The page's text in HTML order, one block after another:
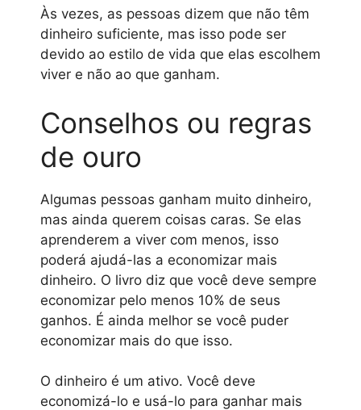
Às vezes, as pessoas dizem que não têm
dinheiro suficiente, mas isso pode ser
devido ao estilo de vida que elas escolhem
viver e não ao que ganham.
Conselhos ou regras
de ouro
Algumas pessoas ganham muito dinheiro,
mas ainda querem coisas caras. Se elas
aprenderem a viver com menos, isso
poderá ajudá-las a economizar mais
dinheiro. O livro diz que você deve sempre
economizar pelo menos 10% de seus
ganhos. É ainda melhor se você puder
economizar mais do que isso.
O dinheiro é um ativo. Você deve
economizá-lo e usá-lo para ganhar mais